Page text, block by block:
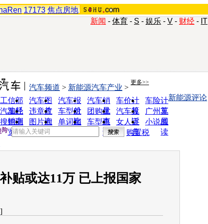
17173 焦点房地
新闻 - 体育 - S - 娱乐 - V - 财经 - IT
更多>>
工信部
油耗
汽车图
片
汽车报
价
汽车销
量
车价计
算
车险计
算
汽车经
销商
违章查
询
车型对
比
团购优
惠
汽车投
诉
广州车
展
搜狗浏
览器
图片欣
赏
单词翻
车型查
询
女人宝
典
小说阅
读
汽车频道 > 新能源汽车产业 >
新能源评论
购置税
贴或达11万 已上报国家
]